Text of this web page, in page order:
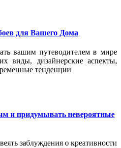
для Вашего Дома
вашим путеводителем в мире
виды, дизайнерские аспекты,
тенденции
и придумывать невероятные
заблуждения о креативности